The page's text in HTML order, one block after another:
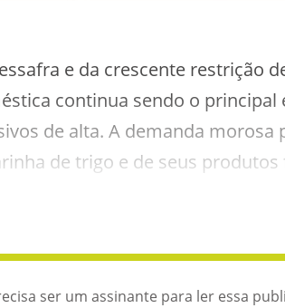
e da crescente restrição
continua sendo o
de alta. A demanda morosa
de trigo e de seus
ser um assinante para ler essa